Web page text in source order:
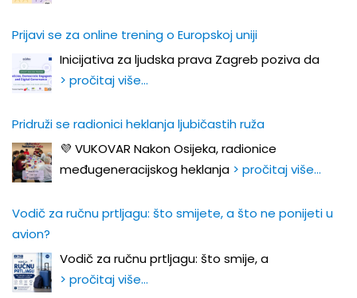
Prijavi se za online trening o Europskoj uniji
Inicijativa za ljudska prava Zagreb poziva da
> pročitaj više…
Pridruži se radionici heklanja ljubičastih ruža
💜 VUKOVAR Nakon Osijeka, radionice
međugeneracijskog heklanja > pročitaj više…
Vodič za ručnu prtljagu: što smijete, a što ne ponijeti u
avion?
Vodič za ručnu prtljagu: što smije, a
> pročitaj više…